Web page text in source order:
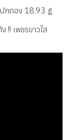
กทอง 18.93 g
!! เพชรขาวใส